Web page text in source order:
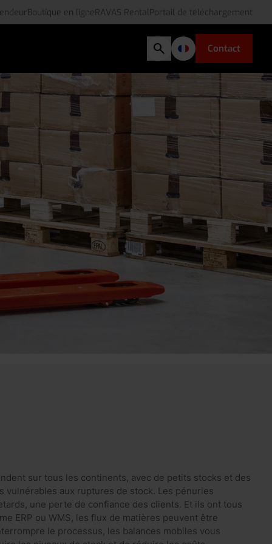
Boutique en ligneRAVAS RentalPortail de téléchargement
Contact
sur tous les continents, avec de petits stocks et des
aux ruptures de stock. Les pénuries
une perte de confiance des clients. Et ils ont tous
ERP ou WMS, les flux de matières peuvent être
le processus, les balances mobiles vous